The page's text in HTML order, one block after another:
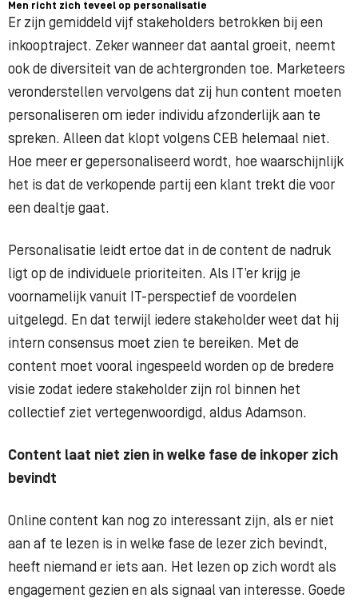
Men richt zich teveel op personalisatie
Er zijn gemiddeld vijf stakeholders betrokken bij een
inkooptraject. Zeker wanneer dat aantal groeit, neemt
ook de diversiteit van de achtergronden toe. Marketeers
veronderstellen vervolgens dat zij hun content moeten
personaliseren om ieder individu afzonderlijk aan te
spreken. Alleen dat klopt volgens CEB helemaal niet.
Hoe meer er gepersonaliseerd wordt, hoe waarschijnlijk
het is dat de verkopende partij een klant trekt die voor
een dealtje gaat.
Personalisatie leidt ertoe dat in de content de nadruk
ligt op de individuele prioriteiten. Als IT’er krijg je
voornamelijk vanuit IT-perspectief de voordelen
uitgelegd. En dat terwijl iedere stakeholder weet dat hij
intern consensus moet zien te bereiken. Met de
content moet vooral ingespeeld worden op de bredere
visie zodat iedere stakeholder zijn rol binnen het
collectief ziet vertegenwoordigd, aldus Adamson.
Content laat niet zien in welke fase de inkoper zich
bevindt
Online content kan nog zo interessant zijn, als er niet
aan af te lezen is in welke fase de lezer zich bevindt,
heeft niemand er iets aan. Het lezen op zich wordt als
engagement gezien en als signaal van interesse. Goede